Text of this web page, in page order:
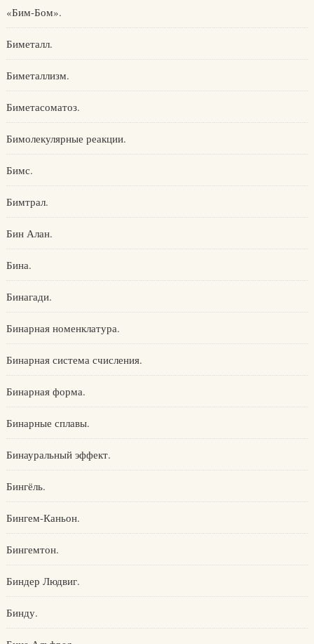
«Бим-Бом».
Биметалл.
Биметаллизм.
Биметасоматоз.
Бимолекулярные реакции.
Бимс.
Бимтрал.
Бин Алан.
Бина.
Бинагади.
Бинарная номенклатура.
Бинарная система счисления.
Бинарная форма.
Бинарные сплавы.
Бинауральный эффект.
Бингёль.
Бингем-Каньон.
Бингемтон.
Биндер Людвиг.
Бинду.